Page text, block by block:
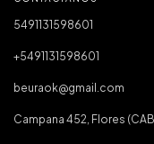
5491131598601
+5491131598601
beuraok@gmail.com
Campana 452, Flores